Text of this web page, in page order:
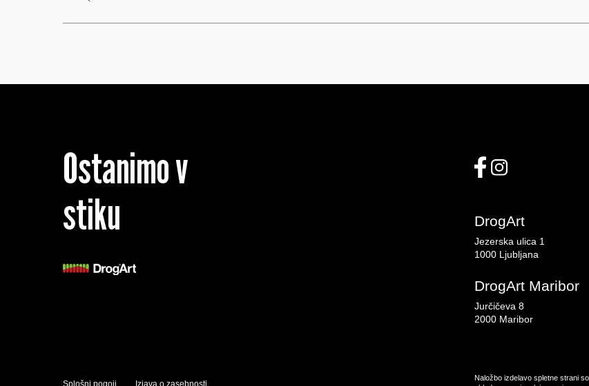
Ostanimo v
stiku
DrogArt
Jezerska ulica 1
1000 Ljubljana
DrogArt Maribor
Jurčičeva 8
2000 Maribor
Splošni pogoji Izjava o zasebnosti
Naložbo izdelavo spletne strani